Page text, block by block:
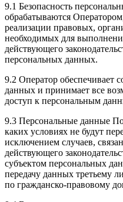
9.1 Безопасность
обрабатываются
реализации правовых,
необходимых для
действующего
персональных данных.
9.2 Оператор обеспечивает
данных и принимает все
доступ к персональным
9.3 Персональные данные
каких условиях не будут
исключением случаев,
действующего
субъектом персональных
передачу данных третьему
по гражданско-правовому